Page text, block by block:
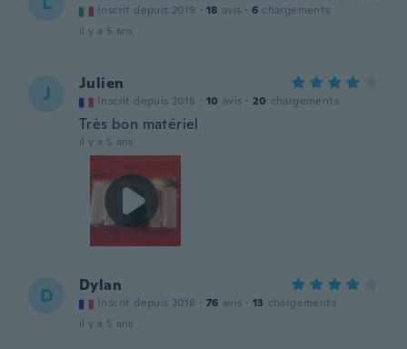
Inscrit depuis 2019 · 18 avis · 6 chargements
il y a 5 ans
J Julien
Inscrit depuis 2018 · 10 avis · 20 chargements
Très bon matériel
il y a 5 ans
D Dylan
Inscrit depuis 2018 · 76 avis · 13 chargements
il y a 5 ans